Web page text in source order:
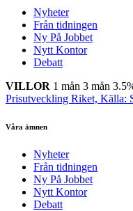
Nyheter
Från tidningen
Ny På Jobbet
Nytt Kontor
Debatt
VILLOR 1 mån 3 mån
Prisutveckling Riket, Källa:
Våra ämnen
Nyheter
Från tidningen
Ny På Jobbet
Nytt Kontor
Debatt